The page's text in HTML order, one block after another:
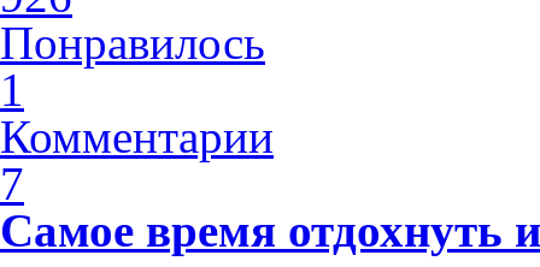
Понравилось
1
Комментарии
7
Самое время отдохнуть